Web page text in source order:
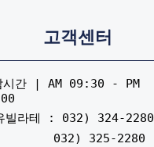
고객센터
시간 | AM 09:30 - PM
빌라테 : 032) 324-2280
032) 325-2280